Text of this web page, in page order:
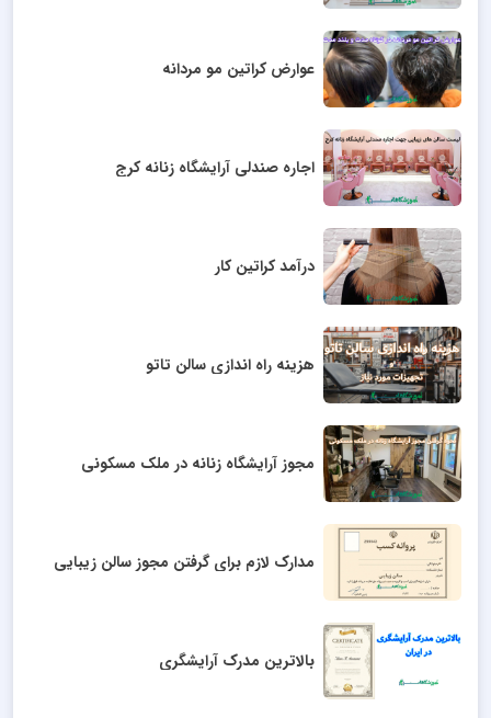
عوارض کراتین مو مردانه
اجاره صندلی آرایشگاه زنانه کرج
درآمد کراتین کار
هزینه راه اندازی سالن تاتو
مجوز آرایشگاه زنانه در ملک مسکونی
مدارک لازم برای گرفتن مجوز سالن زیبایی
بالاترین مدرک آرایشگری